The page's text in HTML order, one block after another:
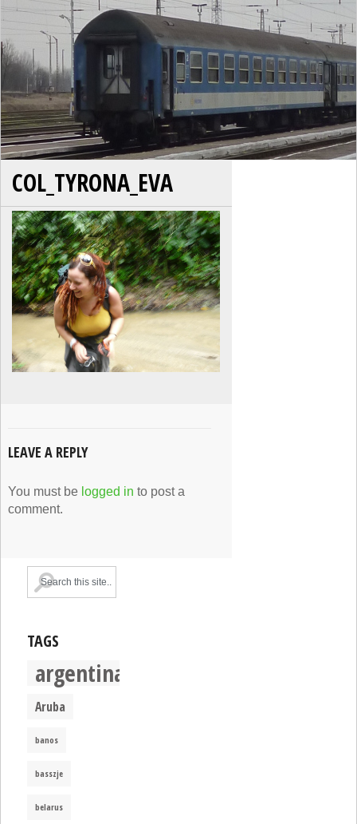
COL_TYRONA_EVA
LEAVE A REPLY
You must be logged in to post a
comment.
TAGS
argentina
Aruba
banos
basszje
belarus